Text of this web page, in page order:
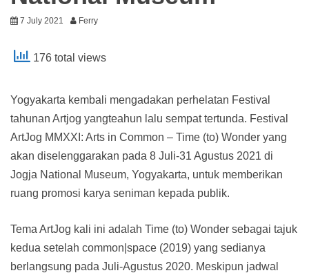
7 July 2021 Ferry
176 total views
Yogyakarta kembali mengadakan perhelatan Festival
tahunan Artjog yangteahun lalu sempat tertunda. Festival
ArtJog MMXXI: Arts in Common – Time (to) Wonder yang
akan diselenggarakan pada 8 Juli-31 Agustus 2021 di
Jogja National Museum, Yogyakarta, untuk memberikan
ruang promosi karya seniman kepada publik.
Tema ArtJog kali ini adalah Time (to) Wonder sebagai tajuk
kedua setelah common|space (2019) yang sedianya
berlangsung pada Juli-Agustus 2020. Meskipun jadwal